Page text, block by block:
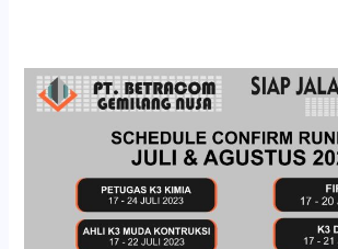
JADWAL
PELATIHAN